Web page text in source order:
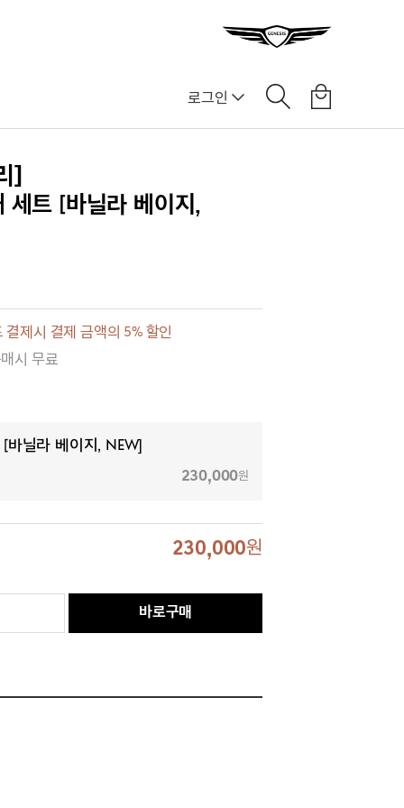
로그인
]
세트 [바닐라 베이지,
결제시 결제 금액의 5% 할인
시 무료
닐라 베이지, NEW]
230,000원
230,000원
바로구매